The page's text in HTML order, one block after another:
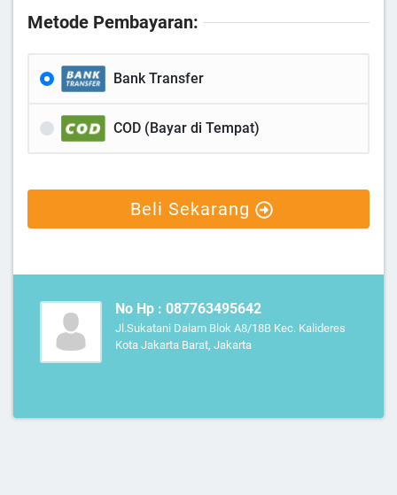
Metode Pembayaran:
Bank Transfer
COD (Bayar di Tempat)
Beli Sekarang
No Hp : 087763495642
Jl.Sukatani Dalam Blok A8/18B Kec. Kalideres
Kota Jakarta Barat, Jakarta